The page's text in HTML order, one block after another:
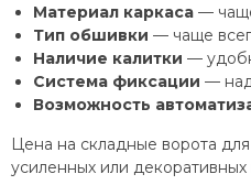
Материал каркаса —
Тип обшивки — чаще
Наличие калитки —
Система фиксации —
Возможность
Цена на складные ворота
усиленных или